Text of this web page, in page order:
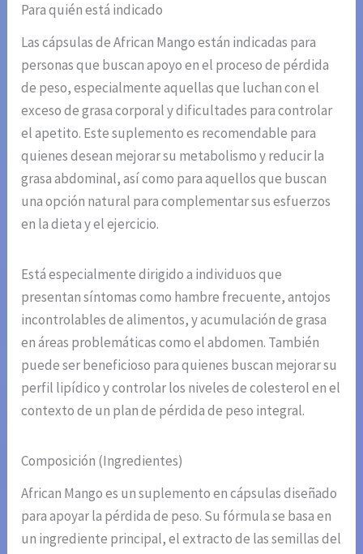
Para quién está indicado
Las cápsulas de African Mango están indicadas para
personas que buscan apoyo en el proceso de pérdida
de peso, especialmente aquellas que luchan con el
exceso de grasa corporal y dificultades para controlar
el apetito. Este suplemento es recomendable para
quienes desean mejorar su metabolismo y reducir la
grasa abdominal, así como para aquellos que buscan
una opción natural para complementar sus esfuerzos
en la dieta y el ejercicio.
Está especialmente dirigido a individuos que
presentan síntomas como hambre frecuente, antojos
incontrolables de alimentos, y acumulación de grasa
en áreas problemáticas como el abdomen. También
puede ser beneficioso para quienes buscan mejorar su
perfil lipídico y controlar los niveles de colesterol en el
contexto de un plan de pérdida de peso integral.
Composición (Ingredientes)
African Mango es un suplemento en cápsulas diseñado
para apoyar la pérdida de peso. Su fórmula se basa en
un ingrediente principal, el extracto de las semillas del